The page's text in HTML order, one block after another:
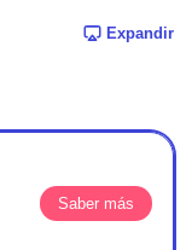
Expandir
Saber más